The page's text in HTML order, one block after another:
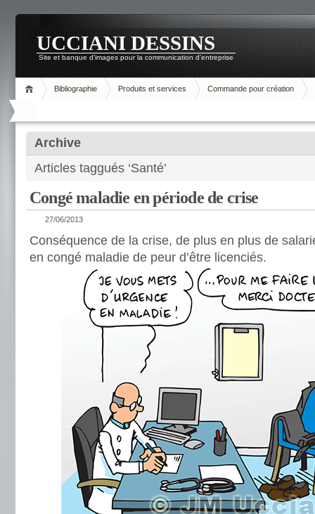
UCCIANI DESSINS
Site et banque d'images pour la communication d'entreprise
Bibliographie Produits et services Commande pour création
Archive
Articles taggués ‘Santé’
Congé maladie en période de crise
27/06/2013
Conséquence de la crise, de plus en plus de
en congé maladie de peur d’être licenciés.